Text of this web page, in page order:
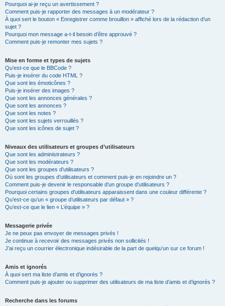
Pourquoi ai-je reçu un avertissement ?
Comment puis-je rapporter des messages à un modérateur ?
À quoi sert le bouton « Enregistrer comme brouillon » affiché lors de la rédaction d’un
sujet ?
Pourquoi mon message a-t-il besoin d’être approuvé ?
Comment puis-je remonter mes sujets ?
Mise en forme et types de sujets
Qu’est-ce que le BBCode ?
Puis-je insérer du code HTML ?
Que sont les émoticônes ?
Puis-je insérer des images ?
Que sont les annonces générales ?
Que sont les annonces ?
Que sont les notes ?
Que sont les sujets verrouillés ?
Que sont les icônes de sujet ?
Niveaux des utilisateurs et groupes d’utilisateurs
Que sont les administrateurs ?
Que sont les modérateurs ?
Que sont les groupes d’utilisateurs ?
Où sont les groupes d’utilisateurs et comment puis-je en rejoindre un ?
Comment puis-je devenir le responsable d’un groupe d’utilisateurs ?
Pourquoi certains groupes d’utilisateurs apparaissent dans une couleur différente ?
Qu’est-ce qu’un « groupe d’utilisateurs par défaut » ?
Qu’est-ce que le lien « L’équipe » ?
Messagerie privée
Je ne peux pas envoyer de messages privés !
Je continue à recevoir des messages privés non sollicités !
J’ai reçu un courrier électronique indésirable de la part de quelqu’un sur ce forum !
Amis et ignorés
À quoi sert ma liste d’amis et d’ignorés ?
Comment puis-je ajouter ou supprimer des utilisateurs de ma liste d’amis et d’ignorés ?
Recherche dans les forums